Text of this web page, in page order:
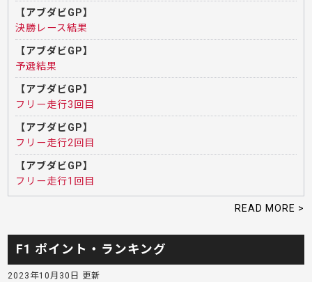
【アブダビGP】
決勝レース結果
【アブダビGP】
予選結果
【アブダビGP】
フリー走行3回目
【アブダビGP】
フリー走行2回目
【アブダビGP】
フリー走行1回目
READ MORE >
F1 ポイント・ランキング
2023年10月30日 更新